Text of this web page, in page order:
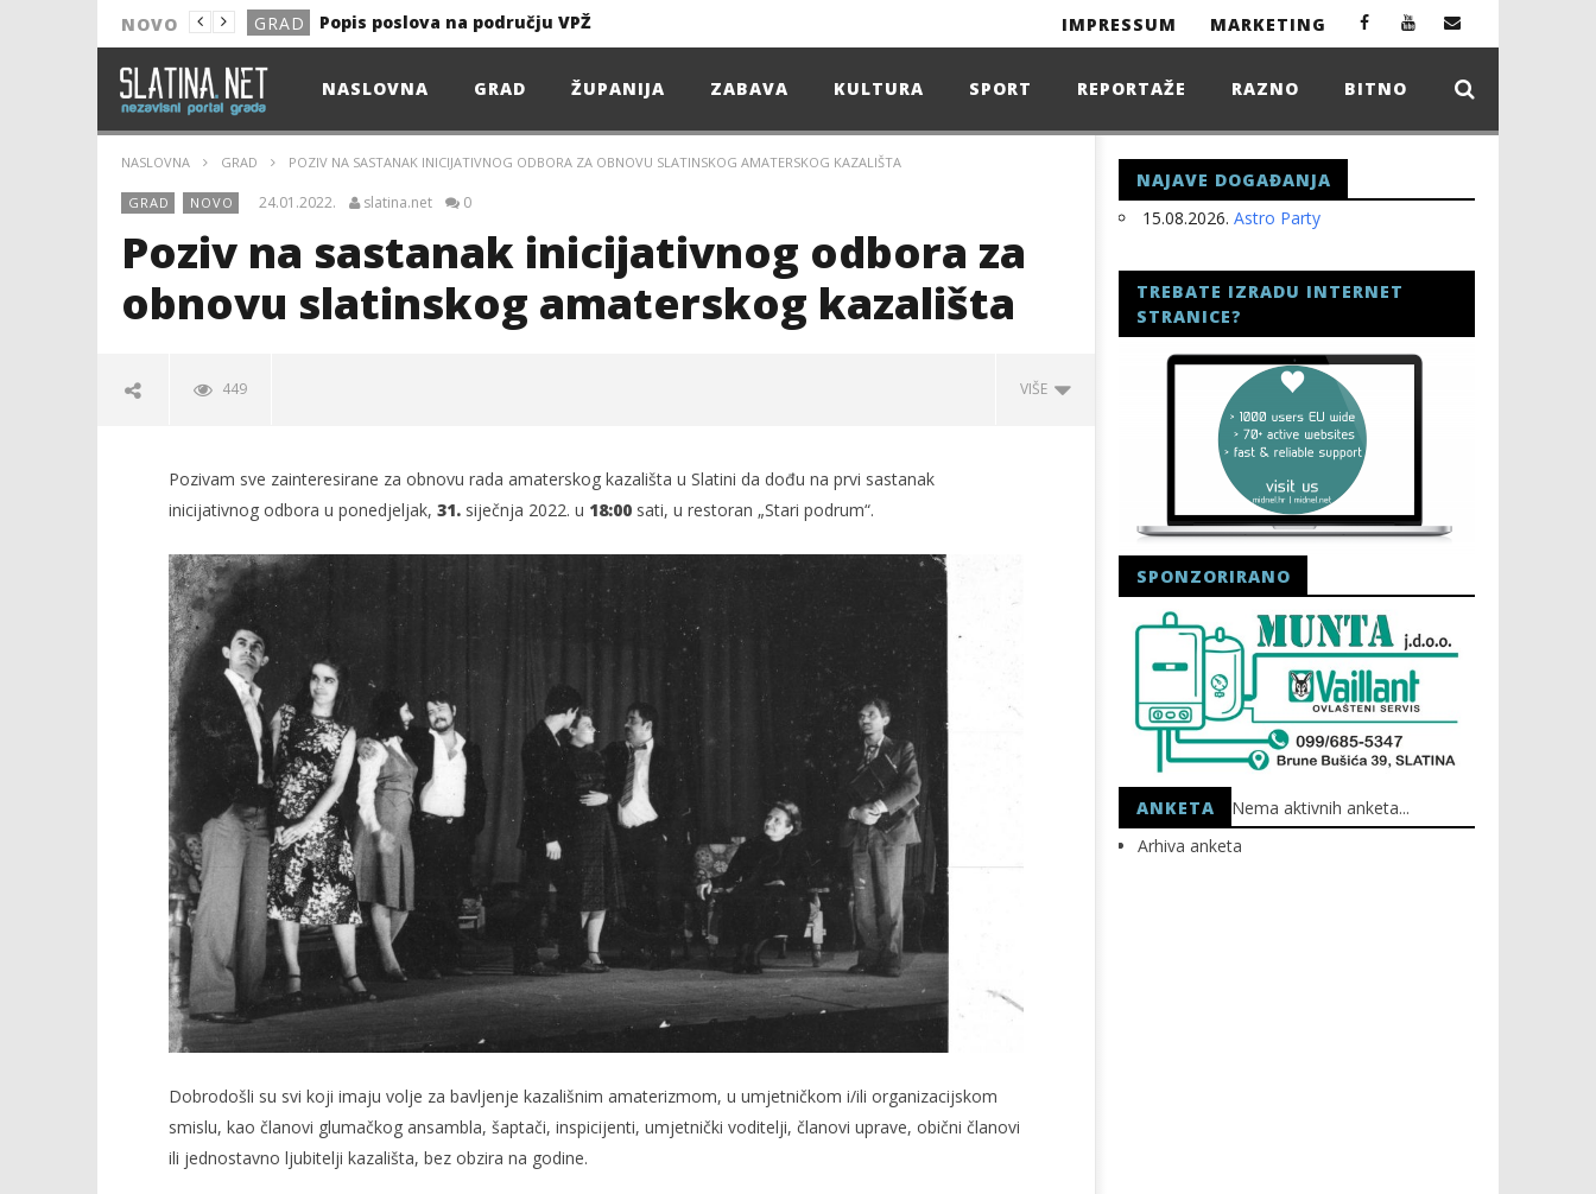
NOVO GRAD
Popis poslova na području VPŽ
NOVO
NOVO
KULTURA
4. Oluja Jazz Fest donosi dvije večeri vrhunskog jazza
GRAD
13. akcija DDK u 2026.
IMPRESSUM MARKETING
NASLOVNA GRAD ŽUPANIJA ZABAVA KULTURA SPORT REPORTAŽE RAZNO BITNO
NASLOVNA GRAD POZIV NA SASTANAK INICIJATIVNOG ODBORA ZA OBNOVU SLATINSKOG AMATERSKOG KAZALIŠTA
GRAD NOVO 24.01.2022. slatina.net 0
Poziv na sastanak inicijativnog odbora za
obnovu slatinskog amaterskog kazališta
449 VIŠE
TRENUTNO OTVORENO
Poziv na sastanak inicijativnog
odbora za obnovu slatinskog
amaterskog kazališta
24.01.2022.
slatina.net
Popis poslova na području VPŽ
24.01.2022.
slatina.net
Ljeto donosi bezbrižnu igru, ali
i zdravstvene izazove
24.01.2022.
slatina.net
24.01.2022.
HEP: Bez struje
24.01.2022.
slatina.net
Pozivam sve zainteresirane za obnovu rada amaterskog kazališta u Slatini da dođu na prvi sastanak
inicijativnog odbora u ponedjeljak, 31.siječnja 2022. u 18:00sati, u restoran „Stari podrum“.
Dobrodošli su svi koji imaju volje za bavljenje kazališnim amaterizmom, u umjetničkom i/ili organizacijskom
smislu, kao članovi glumačkog ansambla, šaptači, inspicijenti, umjetnički voditelji, članovi uprave, obični članovi
ili jednostavno ljubitelji kazališta, bez obzira na godine.
NAJAVE DOGAĐANJA
15.08.2026. Astro Party
TREBATE IZRADU INTERNET
STRANICE?
SPONZORIRANO
ANKETA
Nema aktivnih anketa...
Arhiva anketa